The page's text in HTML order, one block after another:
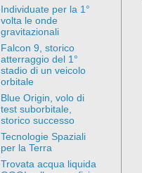
Individuate per la 1°
volta le onde
gravitazionali
Falcon 9, storico
atterraggio del 1°
stadio di un veicolo
orbitale
Blue Origin, volo di
test suborbitale,
storico successo
Tecnologie Spaziali
per la Terra
Trovata acqua liquida